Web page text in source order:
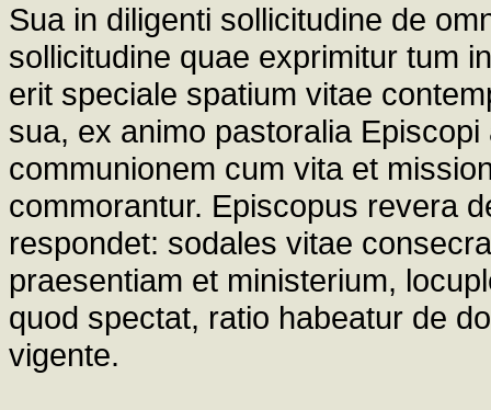
Sua in diligenti sollicitudine de
sollicitudine quae exprimitur tum
erit speciale spatium vitae
sua, ex animo pastoralia
communionem cum vita et
commorantur. Episcopus revera
respondet: sodales vitae
praesentiam et ministerium,
quod spectat, ratio habeatur de
vigente.